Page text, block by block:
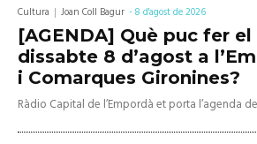
Cultura Joan Coll Bagur -8 d'agost de 2026
[AGENDA] Què puc fer el
dissabte 8 d’agost a
i Comarques Gironines?
Ràdio Capital de l’Empordà et porta l’agenda